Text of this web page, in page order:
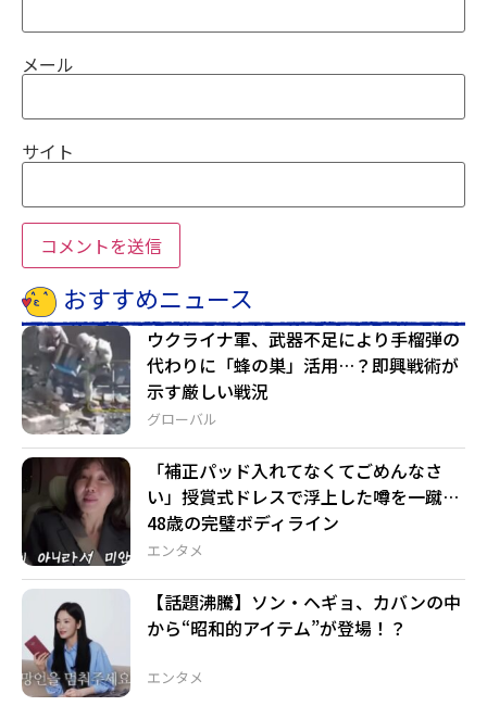
メール
サイト
おすすめニュース
グローバル
ウクライナ軍、武器不足により手榴弾の
代わりに「蜂の巣」活用…？即興戦術が
示す厳しい戦況
エンタメ
「補正パッド入れてなくてごめんなさ
い」授賞式ドレスで浮上した噂を一蹴…
48歳の完璧ボディライン
エンタメ
【話題沸騰】ソン・ヘギョ、カバンの中
から“昭和的アイテム”が登場！？